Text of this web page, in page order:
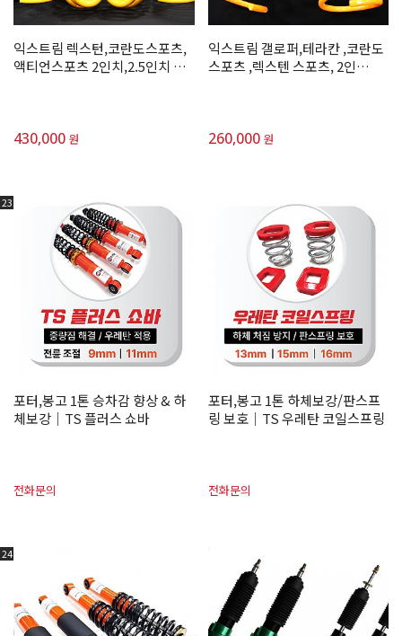
익스트림 렉스턴,코란도스포츠,
액티언스포츠 2인치,2.5인치 3인
430,000 원
익스트림 갤로퍼,테라칸 ,코란도
스포츠 ,렉스텐 스포츠, 2인
260,000 원
23
포터,봉고 1톤 승차감 향상 & 하
체보강│TS 플러스 쇼바
전화문의
포터,봉고 1톤 하체보강/판스프
링 보호│TS 우레탄 코일스프링
전화문의
24